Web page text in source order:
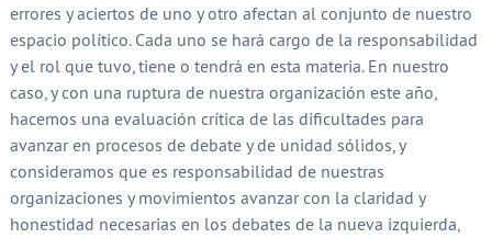
errores y aciertos de uno y otro afectan al conjunto de nuestro
espacio político. Cada uno se hará cargo de la responsabilidad
y el rol que tuvo, tiene o tendrá en esta materia. En nuestro
caso, y con una ruptura de nuestra organización este año,
hacemos una evaluación crítica de las dificultades para
avanzar en procesos de debate y de unidad sólidos, y
consideramos que es responsabilidad de nuestras
organizaciones y movimientos avanzar con la claridad y
honestidad necesarias en los debates de la nueva izquierda,